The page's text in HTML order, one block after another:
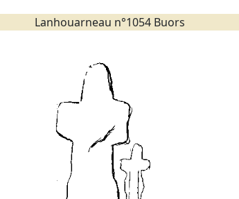
Lanhouarneau n°1054 Buors